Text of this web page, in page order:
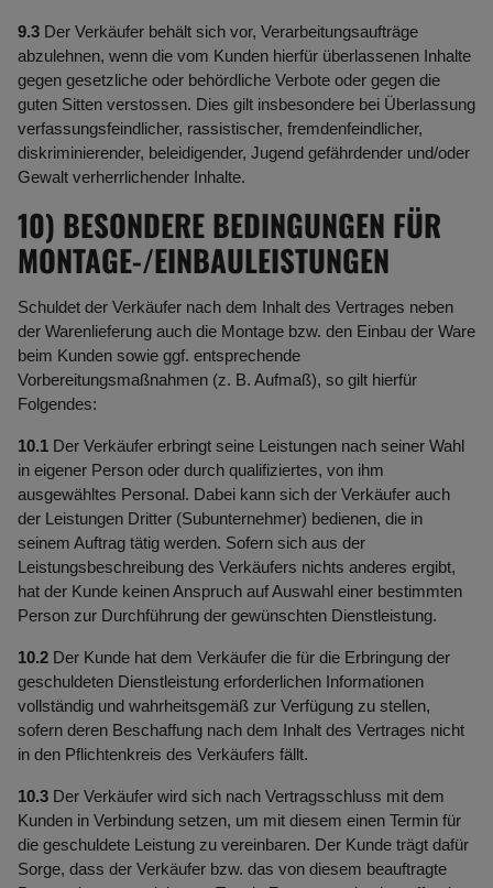
9.3 Der Verkäufer behält sich vor, Verarbeitungsaufträge
abzulehnen, wenn die vom Kunden hierfür überlassenen Inhalte
gegen gesetzliche oder behördliche Verbote oder gegen die
guten Sitten verstossen. Dies gilt insbesondere bei Überlassung
verfassungsfeindlicher, rassistischer, fremdenfeindlicher,
diskriminierender, beleidigender, Jugend gefährdender und/oder
Gewalt verherrlichender Inhalte.
10) BESONDERE BEDINGUNGEN FÜR
MONTAGE-/EINBAULEISTUNGEN
Schuldet der Verkäufer nach dem Inhalt des Vertrages neben
der Warenlieferung auch die Montage bzw. den Einbau der Ware
beim Kunden sowie ggf. entsprechende
Vorbereitungsmaßnahmen (z. B. Aufmaß), so gilt hierfür
Folgendes:
10.1 Der Verkäufer erbringt seine Leistungen nach seiner Wahl
in eigener Person oder durch qualifiziertes, von ihm
ausgewähltes Personal. Dabei kann sich der Verkäufer auch
der Leistungen Dritter (Subunternehmer) bedienen, die in
seinem Auftrag tätig werden. Sofern sich aus der
Leistungsbeschreibung des Verkäufers nichts anderes ergibt,
hat der Kunde keinen Anspruch auf Auswahl einer bestimmten
Person zur Durchführung der gewünschten Dienstleistung.
10.2 Der Kunde hat dem Verkäufer die für die Erbringung der
geschuldeten Dienstleistung erforderlichen Informationen
vollständig und wahrheitsgemäß zur Verfügung zu stellen,
sofern deren Beschaffung nach dem Inhalt des Vertrages nicht
in den Pflichtenkreis des Verkäufers fällt.
10.3 Der Verkäufer wird sich nach Vertragsschluss mit dem
Kunden in Verbindung setzen, um mit diesem einen Termin für
die geschuldete Leistung zu vereinbaren. Der Kunde trägt dafür
Sorge, dass der Verkäufer bzw. das von diesem beauftragte